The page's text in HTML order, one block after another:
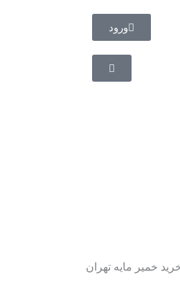
ورود